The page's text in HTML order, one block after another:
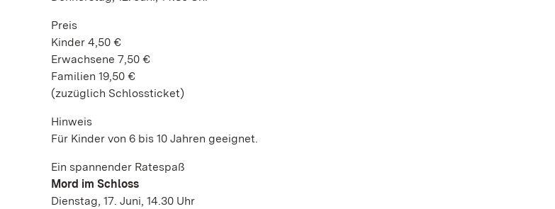
Preis
Kinder 4,50 €
Erwachsene 7,50 €
Familien 19,50 €
(zuzüglich Schlossticket)
Hinweis
Für Kinder von 6 bis 10 Jahren geeignet.
Ein spannender Ratespaß
Mord im Schloss
Dienstag, 17. Juni, 14.30 Uhr